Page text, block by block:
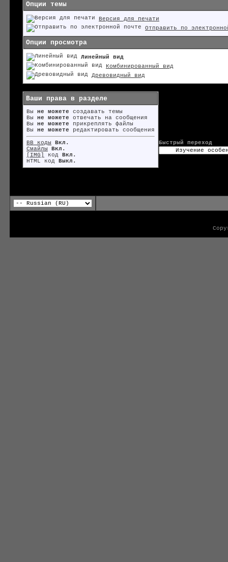
Опции темы
Версия для печати
Отправить по
Опции просмотра
Линейный вид
Комбинированный вид
Древовидный вид
Ваши права в разделе
Вы не можете создавать темы
Вы не можете отвечать на сообщения
Вы не можете прикреплять файлы
Вы не можете редактировать сообщения
BB коды
Вкл.
Смайлы
Вкл.
[IMG]
код Вкл.
HTML код Выкл.
Быстрый переход